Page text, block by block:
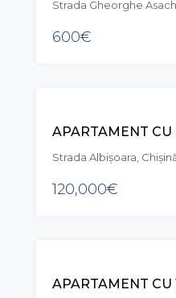
Strada Gheorghe
600€
Strada Albişoara,
120,000€